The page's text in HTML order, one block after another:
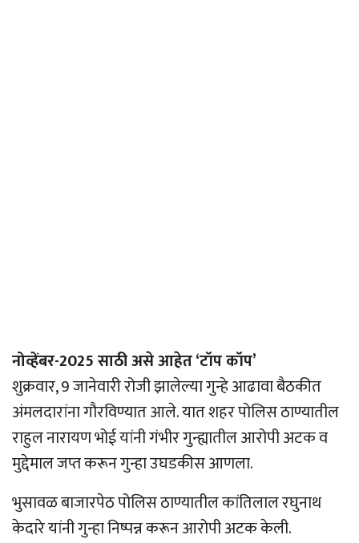
नोव्हेंबर-2025 साठी असे आहेत ‘टॉप कॉप’
शुक्रवार, 9 जानेवारी रोजी झालेल्या गुन्हे आढावा बैठकीत
अंमलदारांना गौरविण्यात आले. यात शहर पोलिस ठाण्यातील
राहुल नारायण भोई यांनी गंभीर गुन्ह्यातील आरोपी अटक व
मुद्देमाल जप्त करून गुन्हा उघडकीस आणला.
भुसावळ बाजारपेठ पोलिस ठाण्यातील कांतिलाल रघुनाथ
केदारे यांनी गुन्हा निष्पन्न करून आरोपी अटक केली.